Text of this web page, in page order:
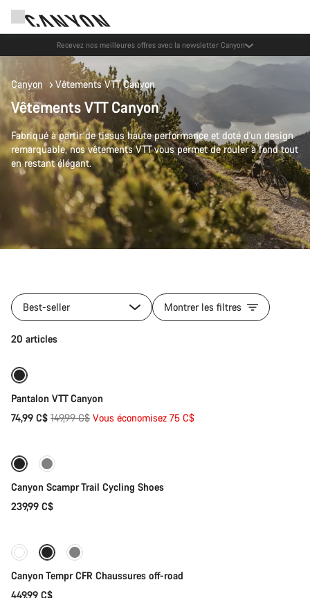
Recevez nos meilleures offres avec la newsletter Canyon
Canyon Vêtements VTT Canyon
Vêtements VTT Canyon
Fabriqué à partir de tissus haute performance et doté d'un design
remarquable, nos vêtements VTT vous permet de rouler à fond tout
en restant élégant.
Best-seller Montrer les filtres
20 articles
Pantalon VTT Canyon
74,99 C$ Prix
149,99 C$ Vous économisez 75 C$
Sélection rapide
Canyon Scampr Trail Cycling Shoes
239,99 C$
Canyon Tempr CFR Chaussures off-road
449,99 C$